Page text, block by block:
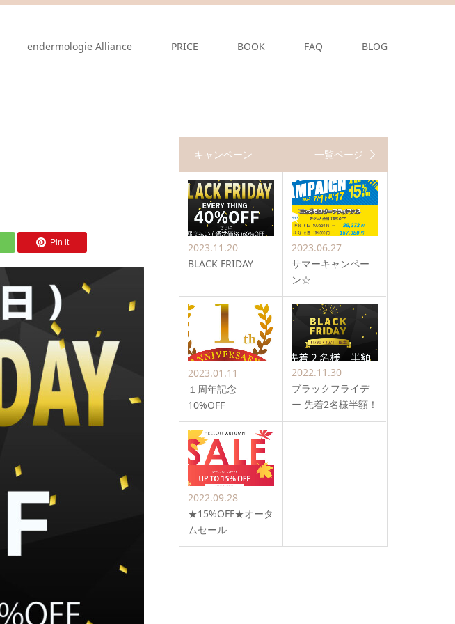
endermologie Alliance PRICE BOOK FAQ BLOG
Pin it
キャンペーン 一覧ページ
2023.11.20
BLACK FRIDAY
2023.06.27
サマーキャンペー
ン☆
2023.01.11
１周年記念
10%OFF
2022.11.30
ブラックフライデ
ー 先着2名様半額！
2022.09.28
★15%OFF★オータ
ムセール